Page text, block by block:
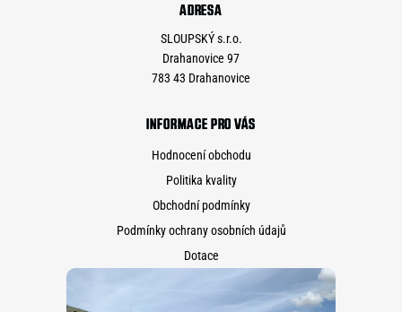
ADRESA
SLOUPSKÝ s.r.o.
Drahanovice 97
783 43 Drahanovice
INFORMACE PRO VÁS
Hodnocení obchodu
Politika kvality
Obchodní podmínky
Podmínky ochrany osobních údajů
Dotace